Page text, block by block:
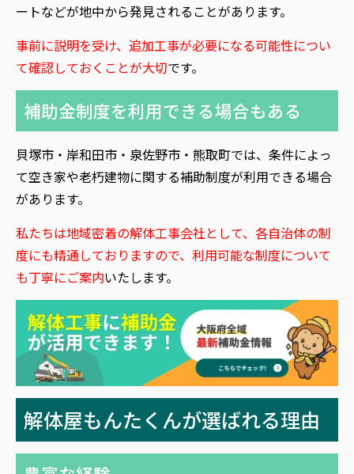
ートなどが地中から発見されることがあります。
事前に説明を受け、追加工事が必要になる可能性につい
て確認しておくことが大切です。
補助金制度を利用できる場合もある
貝塚市・岸和田市・泉佐野市・熊取町では、条件によっ
て空き家や老朽建物に関する補助制度が利用できる場合
があります。
私たちは地域密着の解体工事会社として、各自治体の制
度にも精通しておりますので、利用可能な制度について
も丁寧にご案内いたします。
解体屋もんたくんが選ばれる理由